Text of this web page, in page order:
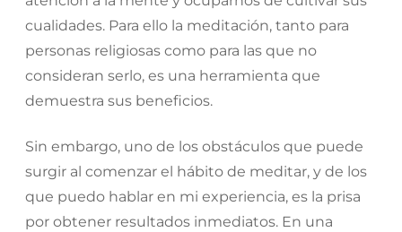
cualidades. Para ello la meditación, tanto para
personas religiosas como para las que no
consideran serlo, es una herramienta que
demuestra sus beneficios.
Sin embargo, uno de los obstáculos que puede
surgir al comenzar el hábito de meditar, y de los
que puedo hablar en mi experiencia, es la prisa
por obtener resultados inmediatos. En una